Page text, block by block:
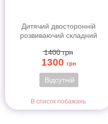
Дитячий двосторонній
розвиваючий складний
повзання POPPET
"Весела жирафа та
Загадковий ліс",
200х180x1 см
1400грн
1300 грн
Відсутній
В список побажань